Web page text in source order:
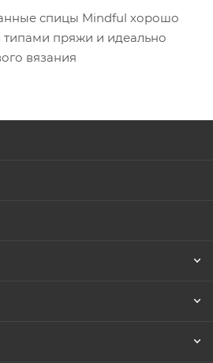
спицы Mindful хорошо
типами пряжи и идеально
вязания